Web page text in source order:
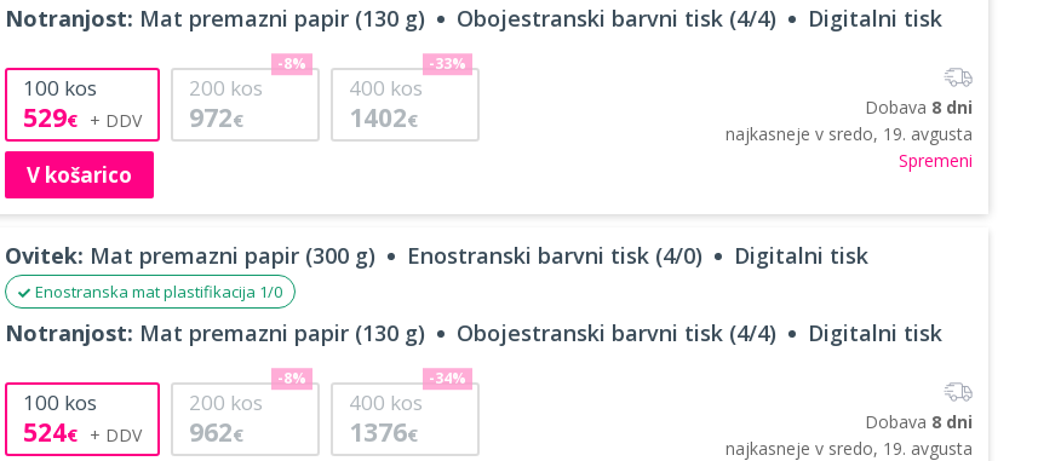
Notranjost: Mat premazni papir (130 g) Obojestranski barvni tisk (4/4) Digitalni tisk
100 kos
529€
200 kos
972€
-8%
400 kos
1402€
-33%
V košarico
Dobava 8 dni
najkasneje v sredo, 19. avgusta
Spremeni
Ovitek: Mat premazni papir (300 g) Enostranski barvni tisk (4/0) Digitalni tisk
Enostranska mat plastifikacija 1/0
Notranjost: Mat premazni papir (130 g) Obojestranski barvni tisk (4/4) Digitalni tisk
100 kos
524€
200 kos
962€
-8%
400 kos
1376€
-34%
Dobava 8 dni
najkasneje v sredo, 19. avgusta